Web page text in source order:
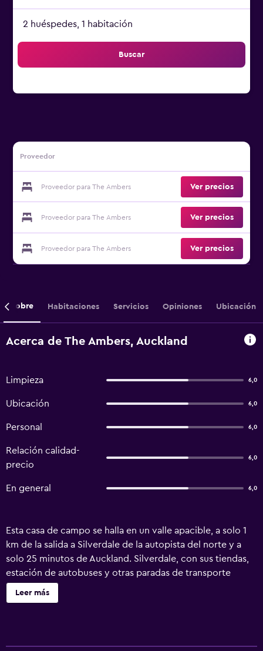
2 huéspedes, 1 habitación
Buscar
Proveedor
Proveedor para The Ambers Ver precios
Proveedor para The Ambers Ver precios
Proveedor para The Ambers Ver precios
Sobre Habitaciones Servicios Opiniones Ubicación
Acerca de The Ambers, Auckland
Limpieza 6,0
Ubicación 6,0
Personal 6,0
Relación calidad-
precio
6,0
En general 6,0
Esta casa de campo se halla en un valle apacible, a solo 1
km de la salida a Silverdale de la autopista del norte y a
solo 25 minutos de Auckland. Silverdale, con sus tiendas,
estación de autobuses y otras paradas de transporte
público, dista unos 3,2 km del hotel, mientras que se
pueden encontrar restaurantes, bares y la playa de Orewa
Leer más